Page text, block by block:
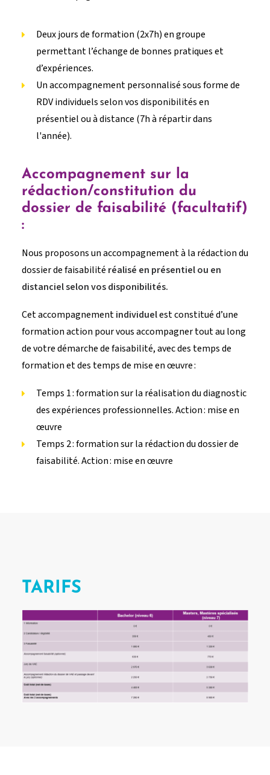
Accompagnement sur la
rédaction/constitution du
dossier de faisabilité (facultatif)
:
Nous proposons un accompagnement à la rédaction du
dossier de faisabilité réalisé en présentiel ou en
distanciel selon vos disponibilités.
Cet accompagnementindividuelest constitué d’une
formation action pour vous accompagner tout au long
de votre démarche de faisabilité, avec des temps de
formation et des temps de mise en œuvre :
Temps 1 : formation sur la réalisation du diagnostic
des expériences professionnelles. Action : mise en
œuvre
Temps 2 : formation sur la rédaction du dossier de
faisabilité. Action : mise en œuvre
Deux jours de formation (2x7h) en groupe
permettant l’échange de bonnes pratiques et
d’expériences.
Un accompagnement personnalisé sous forme de
RDV individuels selon vos disponibilités en
présentiel ou à distance (7h à répartir dans
l'année).
TARIFS